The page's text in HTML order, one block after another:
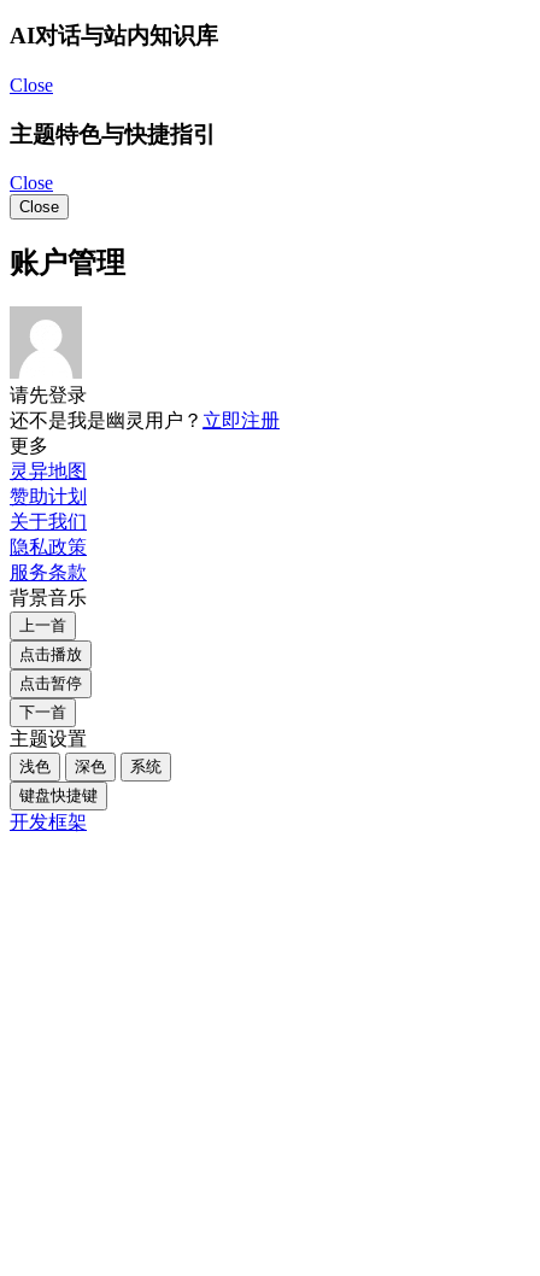
AI对话与站内知识库
Close
主题特色与快捷指引
Close
Close
账户管理
请先登录
还不是我是幽灵用户？ 立即注册
更多
灵异地图
赞助计划
关于我们
隐私政策
服务条款
背景音乐
上一首
点击播放
点击暂停
下一首
主题设置
浅色 深色
系统
键盘快捷键
开发框架